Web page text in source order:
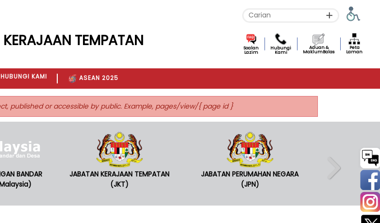
TEMPATAN Soalan
Lazim
Hubungi
Kami
Aduan &
MaklumBalas
Peta
Laman
HUBUNGI KAMI ASEAN 2025
published or accessible by public. Example, pages/view/{ page id }
BANDAR
JABATAN KERAJAAN TEMPATAN
(JKT)
JABATAN PERUMAHAN NEGARA
(JPN)